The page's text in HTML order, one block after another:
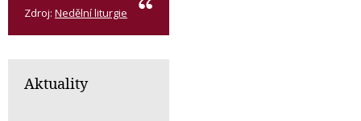
Zdroj: Nedělní liturgie
Aktuality